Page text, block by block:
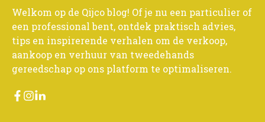
Welkom op de Qijco blog! Of je nu een particulier of
een professional bent, ontdek praktisch advies,
tips en inspirerende verhalen om de verkoop,
aankoop en verhuur van tweedehands
gereedschap op ons platform te optimaliseren.